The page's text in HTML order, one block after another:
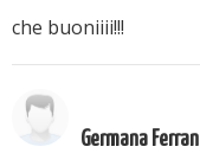
che buoniiii!!!
Germana